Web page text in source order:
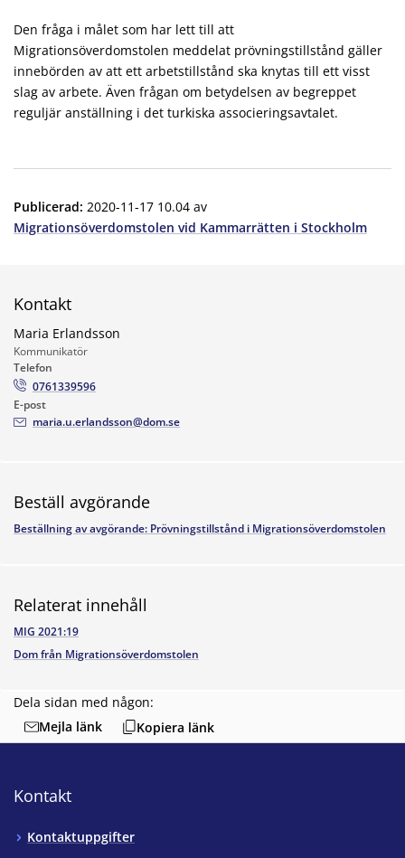
Den fråga i målet som har lett till att
Migrationsöverdomstolen meddelat prövningstillstånd gäller
innebörden av att ett arbetstillstånd ska knytas till ett visst
slag av arbete. Även frågan om betydelsen av begreppet
reguljär anställning i det turkiska associeringsavtalet.
Publicerad: 2020-11-17 10.04 av
Migrationsöverdomstolen vid Kammarrätten i Stockholm
Dela sidan med någon:
Mejla länk
Kopiera länk
Kontakt
Maria Erlandsson
Kommunikatör
Telefon
0761339596
E-post
maria.u.erlandsson@dom.se
Beställ avgörande
Beställning av avgörande: Prövningstillstånd i Migrationsöverdomstolen
Relaterat innehåll
MIG 2021:19
Dom från Migrationsöverdomstolen
Kontakt
Kontaktuppgifter